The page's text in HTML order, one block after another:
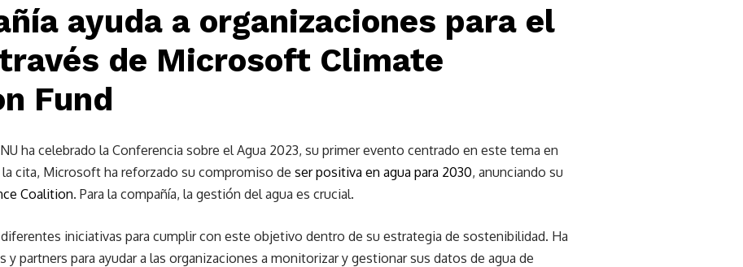
ayuda a organizaciones para el
de Microsoft Climate
Fund
ha celebrado la Conferencia sobre el Agua 2023, su primer evento centrado en este tema en
cita, Microsoft ha reforzado su compromiso de ser positiva en agua para 2030, anunciando su
Coalition. Para la compañía, la gestión del agua es crucial.
iniciativas para cumplir con este objetivo dentro de su estrategia de sostenibilidad. Ha
y partners para ayudar a las organizaciones a monitorizar y gestionar sus datos de agua de